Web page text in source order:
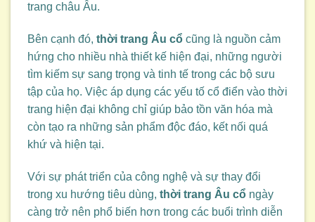
trang châu Âu.
Bên cạnh đó, thời trang Âu cổ cũng là nguồn cảm
hứng cho nhiều nhà thiết kế hiện đại, những người
tìm kiếm sự sang trọng và tinh tế trong các bộ sưu
tập của họ. Việc áp dụng các yếu tố cổ điển vào thời
trang hiện đại không chỉ giúp bảo tồn văn hóa mà
còn tạo ra những sản phẩm độc đáo, kết nối quá
khứ và hiện tại.
Với sự phát triển của công nghệ và sự thay đổi
trong xu hướng tiêu dùng, thời trang Âu cổ ngày
càng trở nên phổ biến hơn trong các buổi trình diễn